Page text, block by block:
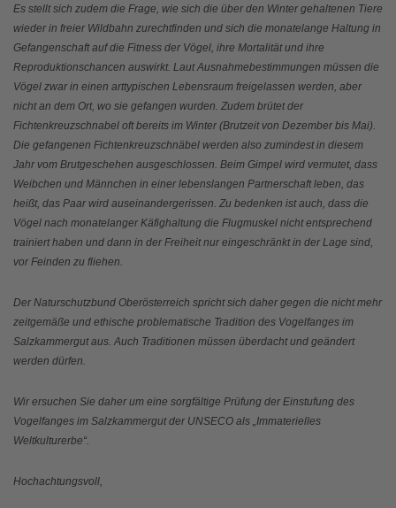
Es stellt sich zudem die Frage, wie sich die über den Winter gehaltenen Tiere
wieder in freier Wildbahn zurechtfinden und sich die monatelange Haltung in
Gefangenschaft auf die Fitness der Vögel, ihre Mortalität und ihre
Reproduktionschancen auswirkt. Laut Ausnahmebestimmungen müssen die
Vögel zwar in einen arttypischen Lebensraum freigelassen werden, aber
nicht an dem Ort, wo sie gefangen wurden. Zudem brütet der
Fichtenkreuzschnabel oft bereits im Winter (Brutzeit von Dezember bis Mai).
Die gefangenen Fichtenkreuzschnäbel werden also zumindest in diesem
Jahr vom Brutgeschehen ausgeschlossen. Beim Gimpel wird vermutet, dass
Weibchen und Männchen in einer lebenslangen Partnerschaft leben, das
heißt, das Paar wird auseinandergerissen. Zu bedenken ist auch, dass die
Vögel nach monatelanger Käfighaltung die Flugmuskel nicht entsprechend
trainiert haben und dann in der Freiheit nur eingeschränkt in der Lage sind,
vor Feinden zu fliehen.
Der Naturschutzbund Oberösterreich spricht sich daher gegen die nicht mehr
zeitgemäße und ethische problematische Tradition des Vogelfanges im
Salzkammergut aus. Auch Traditionen müssen überdacht und geändert
werden dürfen.
Wir ersuchen Sie daher um eine sorgfältige Prüfung der Einstufung des
Vogelfanges im Salzkammergut der UNSECO als „Immaterielles
Weltkulturerbe“.
Hochachtungsvoll,